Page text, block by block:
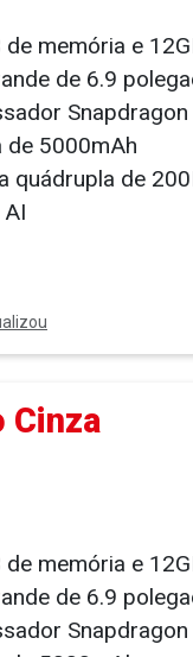
de memória e
de 6.9
Snapdragon
de 5000mAh
quádrupla de
AI
Cinza
de memória e
de 6.9
Snapdragon